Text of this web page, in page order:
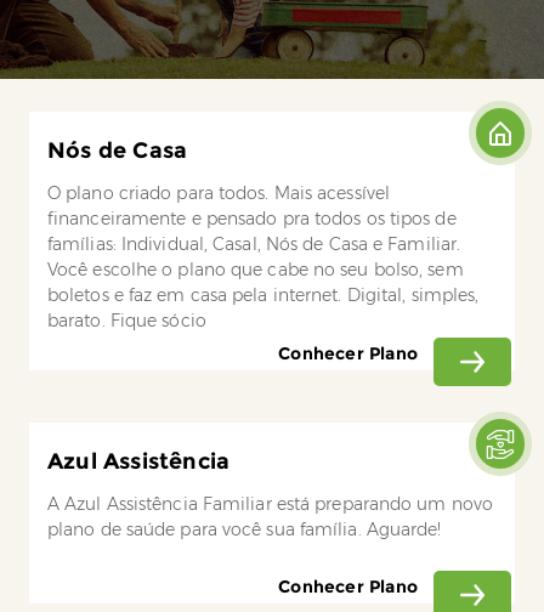
Nós de Casa
O plano criado para todos. Mais acessível
financeiramente e pensado pra todos os tipos de
famílias: Individual, Casal, Nós de Casa e Familiar.
Você escolhe o plano que cabe no seu bolso, sem
boletos e faz em casa pela internet. Digital, simples,
barato. Fique sócio
Conhecer Plano
Azul Assistência
A Azul Assistência Familiar está preparando um novo
plano de saúde para você sua família. Aguarde!
Conhecer Plano